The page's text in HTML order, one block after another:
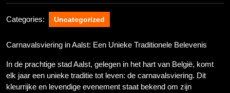
Categories: Uncategorized
Carnavalsviering in Aalst: Een Unieke Traditionele Belevenis
In de prachtige stad Aalst, gelegen in het hart van België, komt
elk jaar een unieke traditie tot leven: de carnavalsviering. Dit
kleurrijke en levendige evenement staat bekend om zijn